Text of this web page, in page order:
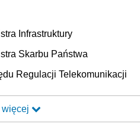
Infrastruktury
Skarbu Państwa
Regulacji Telekomunikacji
Transportu i Budownictwa
więcej